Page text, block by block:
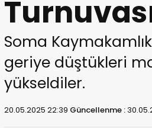
Soma
geriye düştükleri
yükseldiler.
20.05.2025 22:39 Güncellenme :